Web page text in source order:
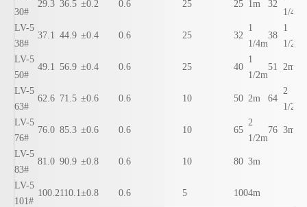
30#
29.3 36.5 ±0.2 0.6 25 25 1m 32
1/4m
LV-5
38#
37.1 44.9 ±0.4 0.6 25 32
1
1/4m
38
1
1/2m
LV-5
50#
49.1 56.9 ±0.4 0.6 25 40
1
1/2m
51 2m
LV-5
63#
62.6 71.5 ±0.6 0.6 10 50 2m 64
2
1/2m
LV-5
76#
76.0 85.3 ±0.6 0.6 10 65
2
1/2m
76 3m
LV-5
83#
81.0 90.9 ±0.8 0.6 10 80 3m
LV-5
101#
100.2110.1 ±0.8 0.6 5 1004m